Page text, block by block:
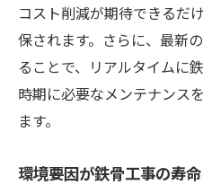
スキルアップの必
効果的なトレーニ
現場での教育と実
スタッフのモチベ
コスト削減が期待できるだ
保されます。さらに、最新
ることで、リアルタイムに
時期に必要なメンテナンス
ます。
環境要因が鉄骨工事の寿